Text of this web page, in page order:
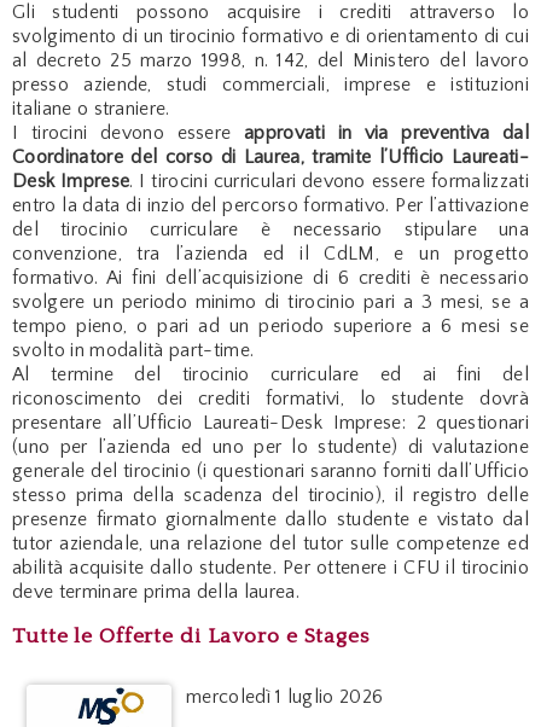
Gli studenti possono acquisire i crediti attraverso lo
svolgimento di un tirocinio formativo e di orientamento di cui
al decreto 25 marzo 1998, n. 142, del Ministero del lavoro
presso aziende, studi commerciali, imprese e istituzioni
italiane o straniere.
I tirocini devono essereapprovati in via preventiva dal
Coordinatore del corso di Laurea, tramite l’Ufficio Laureati-
Desk Imprese. I tirocini curriculari devono essere formalizzati
entro la data di inzio del percorso formativo. Per l’attivazione
del tirocinio curriculare è necessario stipulare una
convenzione, tra l’azienda ed il CdLM, e un progetto
formativo. Ai fini dell’acquisizione di 6 crediti è necessario
svolgere un periodo minimo di tirocinio pari a 3 mesi, se a
tempo pieno, o pari ad un periodo superiore a 6 mesi se
svolto in modalità part-time.
Al termine del tirocinio curriculare ed ai fini del
riconoscimento dei crediti formativi, lo studente dovrà
presentare all’Ufficio Laureati-Desk Imprese: 2 questionari
(uno per l’azienda ed uno per lo studente) di valutazione
generale del tirocinio (i questionari saranno forniti dall’Ufficio
stesso prima della scadenza del tirocinio), il registro delle
presenze firmato giornalmente dallo studente e vistato dal
tutor aziendale, una relazione del tutor sulle competenze ed
abilità acquisite dallo studente. Per ottenere i CFU il tirocinio
deve terminare prima della laurea.
Tutte le Offerte di Lavoro e Stages
mercoledì1 luglio 2026